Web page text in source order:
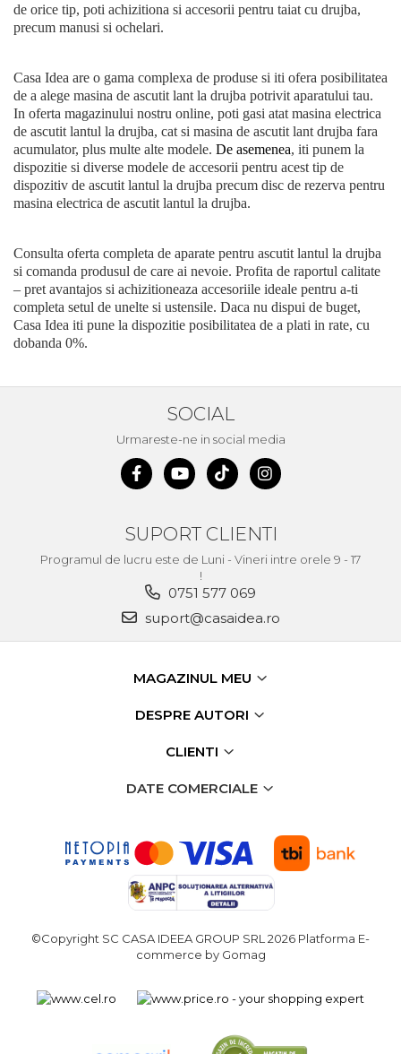
Termometru Infrarosu
Suruburi si dibluri
Carlige de Ridicare
Dispozitive de Taiat si
Manipulat Sticla
Scule Electrice & Unelte
Demolatoare cu SDS-MAX / SDS-
Plus
Suporti & Discuri
Pompe, Turbojet, Aparate &
Utilaje Spalat Auto
Pistoale de Vopsit
Rindele Electrice
de orice tip, poti achizitiona si accesorii pentru taiat cu drujba,
precum manusi si ochelari.
Casa Idea are o gama complexa de produse si iti ofera posibilitatea
de a alege masina de ascutit lant la drujba potrivit aparatului tau.
In oferta magazinului nostru online, poti gasi atat masina electrica
de ascutit lantul la drujba, cat si masina de ascutit lant drujba fara
acumulator, plus multe alte modele. De asemenea, iti punem la
dispozitie si diverse modele de accesorii pentru acest tip de
dispozitiv de ascutit lantul la drujba precum disc de rezerva pentru
masina electrica de ascutit lantul la drujba.
Consulta oferta completa de aparate pentru ascutit lantul la drujba
si comanda produsul de care ai nevoie. Profita de raportul calitate
– pret avantajos si achizitioneaza accesoriile ideale pentru a-ti
completa setul de unelte si ustensile. Daca nu dispui de buget,
Casa Idea iti pune la dispozitie posibilitatea de a plati in rate, cu
dobanda 0%.
SOCIAL
Urmareste-ne in social media
SUPORT CLIENTI
Programul de lucru este de Luni - Vineri intre orele 9 - 17
!
0751 577 069
suport@casaidea.ro
MAGAZINUL MEU
DESPRE AUTORI
CLIENTI
DATE COMERCIALE
©Copyright SC CASA IDEEA GROUP SRL 2026 Platforma E-
commerce by Gomag